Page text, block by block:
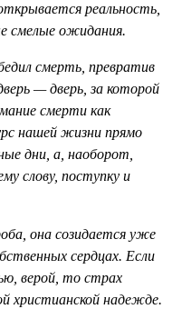
реальность,
смелые ожидания.
смерть, превратив
— дверь, за которой
смерти как
нашей жизни прямо
дни, а, наоборот,
слову, поступку и
она созидается уже
сердцах. Если
верой, то страх
христианской надежде.